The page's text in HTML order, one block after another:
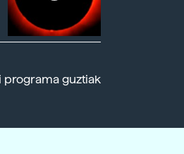
programa guztiak